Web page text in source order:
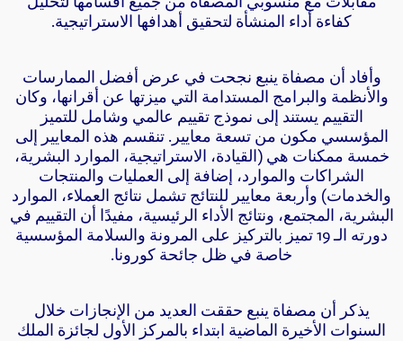
كفاءة أداء المنشأة لتحقيق أهدافها الاستراتيجية.
وأفاد أن مصفاة ينبع نجحت في عرض أفضل الممارسات
والأنظمة والبرامج المستدامة التي ميزتها عن أقرانها، وكان
التقييم يستند إلى نموذج تقييم عالمي وشامل للتميز
المؤسسي مكون من تسعة معايير. تنقسم هذه المعايير إلى
خمسة ممكنات هي (القيادة، الاستراتيجية، الموارد البشرية،
الشراكات والموارد، إضافة إلى العمليات والمنتجات
والخدمات) وأربعة معايير للنتائج تشمل نتائج العملاء، الموارد
البشرية، المجتمع، ونتائج الأداء الرئيسية، مفيدًا أن التقييم في
دورته الـ 19 تميز بالتركيز على المرونة والسلامة المؤسسية
خاصة في ظل جائحة كورونا.
يذكر أن مصفاة ينبع حققت العديد من الإنجازات خلال
السنوات الأخيرة الماضية ابتداء بالمركز الأول لجائزة الملك